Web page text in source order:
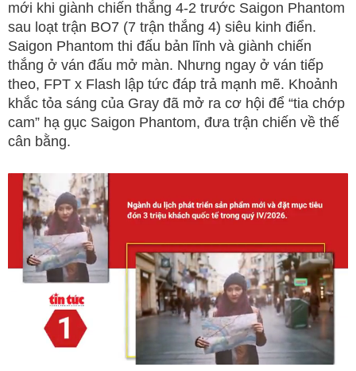
mới khi giành chiến thắng 4-2 trước Saigon Phantom
sau loạt trận BO7 (7 trận thắng 4) siêu kinh điển.
Saigon Phantom thi đấu bản lĩnh và giành chiến
thắng ở ván đấu mở màn. Nhưng ngay ở ván tiếp
theo, FPT x Flash lập tức đáp trả mạnh mẽ. Khoảnh
khắc tỏa sáng của Gray đã mở ra cơ hội để “tia chớp
cam” hạ gục Saigon Phantom, đưa trận chiến về thế
cân bằng.